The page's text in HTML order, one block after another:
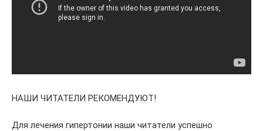
НАШИ ЧИТАТЕЛИ РЕКОМЕНДУЮТ!
Для лечения гипертонии наши читатели успешно